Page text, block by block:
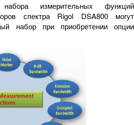
измерительных функций
спектра Rigol DSA800 могут
набор при приобретении опции